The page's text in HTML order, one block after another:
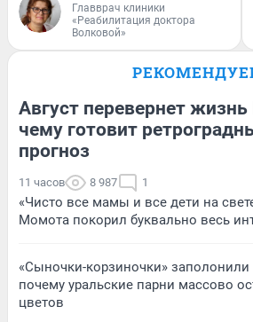
Главврач клиники
«Реабилитация доктора
Волковой»
Август перевернет
чему готовит
прогноз
11 часов 8 987 1
«Чисто все мамы и все дети на
Момота покорил буквально весь
«Сыночки-корзиночки» заполонили
почему уральские парни массово
цветов